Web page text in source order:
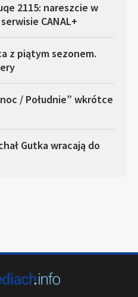
2115: nareszcie w
CANAL+
z piątym sezonem.
/ Południe” wkrótce
Gutka wracają do